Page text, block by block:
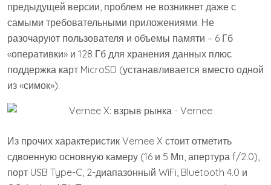
предыдущей версии, проблем не возникнет даже с
самыми требовательными приложениями. Не
разочаруют пользователя и объемы памяти – 6 Гб
«оперативки» и 128 Гб для хранения данных плюс
поддержка карт MicroSD (устанавливается вместо одной
из «симок»).
Из прочих характеристик Vernee X стоит отметить
сдвоенную основную камеру (16 и 5 Мп, апертура f/2.0),
порт USB Type-C, 2-диапазонный WiFi, Bluetooth 4.0 и